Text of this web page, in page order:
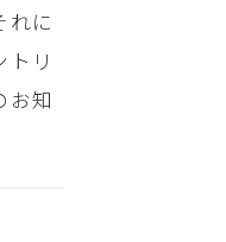
れに
リ
お知